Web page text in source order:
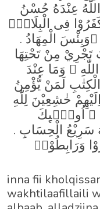
عِنْدَهُ حُسْنُ
فِى الْبِلَادِۗ
الْمِهَادُ .
تَجْرِيْ مِنْ تَحْتِهَا
اللّٰهِ ۗ وَمَا عِنْدَ
الْكِتٰبِ لَمَنْ يُّؤْمِنُ
خٰشِعِيْنَ لِلّٰهِ
اُولٰۤىِٕكَ
سَرِيْعُ الْحِسَابِ .
وَرَابِطُوْاۗ
inna fii
wakhtilaafillaili